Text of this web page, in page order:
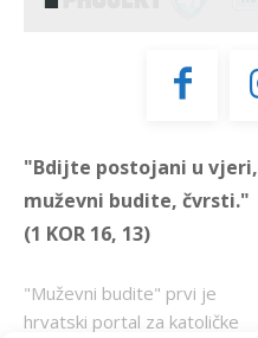
"Bdijte postojani u vjeri,
muževni budite, čvrsti."
(1 KOR 16, 13)
"Muževni budite" prvi je
hrvatski portal za katoličke